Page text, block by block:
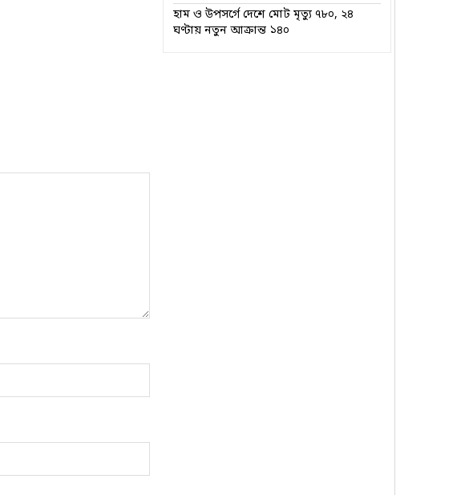
হাম ও উপসর্গে দেশে মোট মৃত্যু ৭৮০, ২৪
ঘণ্টায় নতুন আক্রান্ত ১৪০